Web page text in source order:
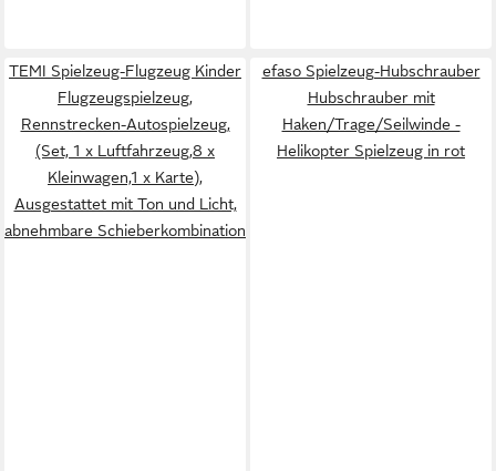
TEMI Spielzeug-Flugzeug Kinder
Flugzeugspielzeug,
Rennstrecken-Autospielzeug,
(Set, 1 x Luftfahrzeug,8 x
Kleinwagen,1 x Karte),
Ausgestattet mit Ton und Licht,
abnehmbare Schieberkombination
efaso Spielzeug-Hubschrauber
Hubschrauber mit
Haken/Trage/Seilwinde -
Helikopter Spielzeug in rot